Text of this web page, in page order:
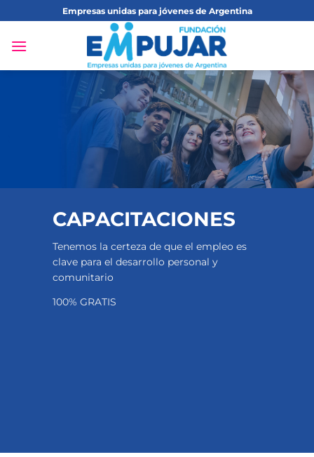
al
contenido
Empresas unidas para jóvenes de Argentina
CAPACITACIONES
Tenemos la certeza de que el empleo es
clave para el desarrollo personal y
comunitario
100% GRATIS